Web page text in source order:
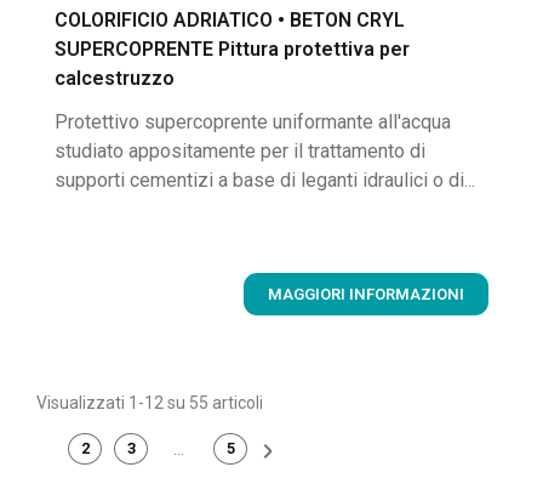
COLORIFICIO ADRIATICO • BETON CRYL
SUPERCOPRENTE Pittura protettiva per
calcestruzzo
Protettivo supercoprente uniformante all'acqua
studiato appositamente per il trattamento di
supporti cementizi a base di leganti idraulici o di...
MAGGIORI INFORMAZIONI
Visualizzati 1-12 su 55 articoli
1
2 3 … 5 